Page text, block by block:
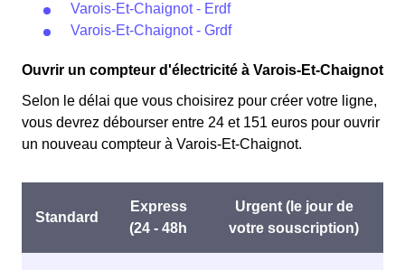
Varois-Et-Chaignot - Erdf
Varois-Et-Chaignot - Grdf
Ouvrir un compteur d'électricité à Varois-Et-Chaignot
Selon le délai que vous choisirez pour créer votre ligne,
vous devrez débourser entre 24 et 151 euros pour ouvrir
un nouveau compteur à Varois-Et-Chaignot.